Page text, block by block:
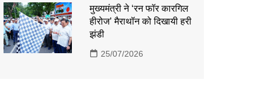
मुख्यमंत्री ने ‘रन फॉर कारगिल
हीरोज’ मैराथॉन को दिखायी हरी
झंडी
25/07/2026